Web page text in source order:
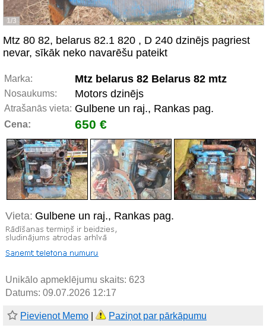
1/3
Mtz 80 82, belarus 82.1 820 , D 240 dzinējs pagriest
nevar, sīkāk neko navarēšu pateikt
Marka: Mtz belarus 82 Belarus 82 mtz
Nosaukums: Motors dzinējs
Atrašanās vieta: Gulbene un raj., Rankas pag.
Cena: 650 €
Vieta: Gulbene un raj., Rankas pag.
Unikālo apmeklējumu skaits: 623
Datums: 09.07.2026 12:17
Pievienot Memo Paziņot par pārkāpumu